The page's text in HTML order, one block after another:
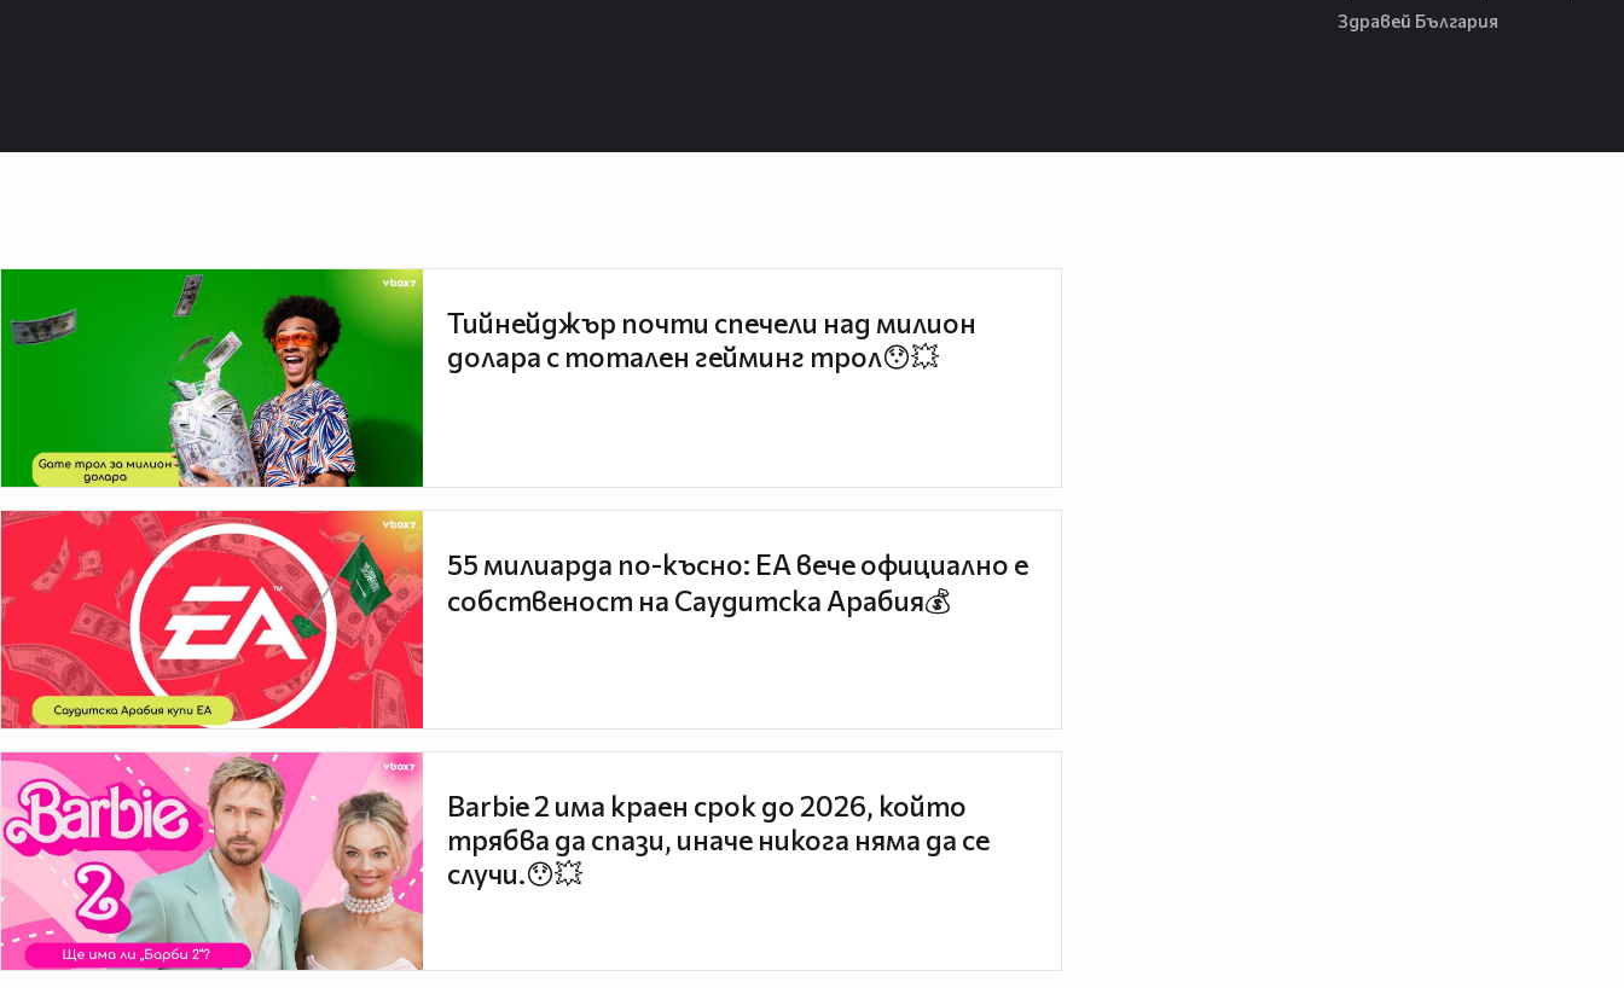
Здравей България
Тийнейджър почти спечели над милион
долара с тотален гейминг трол😯💥
55 милиарда по-късно: EA вече официално е
собственост на Саудитска Арабия💰
Barbie 2 има краен срок до 2026, който
трябва да спази, иначе никога няма да се
случи.😯💥